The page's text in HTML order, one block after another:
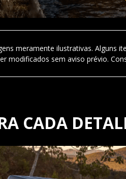
meramente ilustrativas. Alguns
modificados sem aviso prévio.
CADA